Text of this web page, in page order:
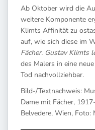
Ab Oktober wird die
weitere Komponente
Klimts Affinität zu
auf, wie sich diese im
Fächer. Gustav Klimts
des Malers in eine
Tod nachvollziehbar.
Bild-/Textnachweis:
Dame mit Fächer,
Belvedere, Wien, Foto: